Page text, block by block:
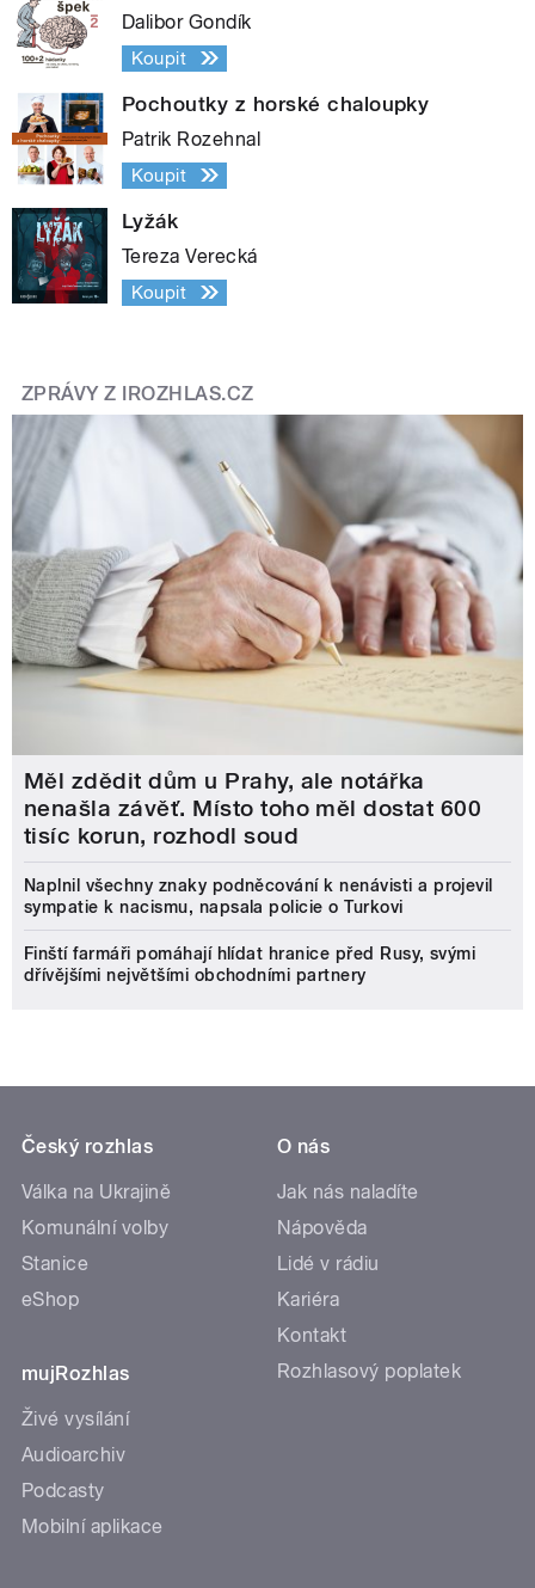
Dalibor Gondík
Koupit
Pochoutky z horské chaloupky
Patrik Rozehnal
Koupit
Lyžák
Tereza Verecká
Koupit
ZPRÁVY Z IROZHLAS.CZ
Měl zdědit dům u Prahy, ale notářka
nenašla závěť. Místo toho měl dostat 600
tisíc korun, rozhodl soud
Naplnil všechny znaky podněcování k nenávisti a projevil
sympatie k nacismu, napsala policie o Turkovi
Finští farmáři pomáhají hlídat hranice před Rusy, svými
dřívějšími největšími obchodními partnery
Český rozhlas
Válka na Ukrajině
Komunální volby
Stanice
eShop
mujRozhlas
Živé vysílání
Audioarchiv
Podcasty
Mobilní aplikace
O nás
Jak nás naladíte
Nápověda
Lidé v rádiu
Kariéra
Kontakt
Rozhlasový poplatek